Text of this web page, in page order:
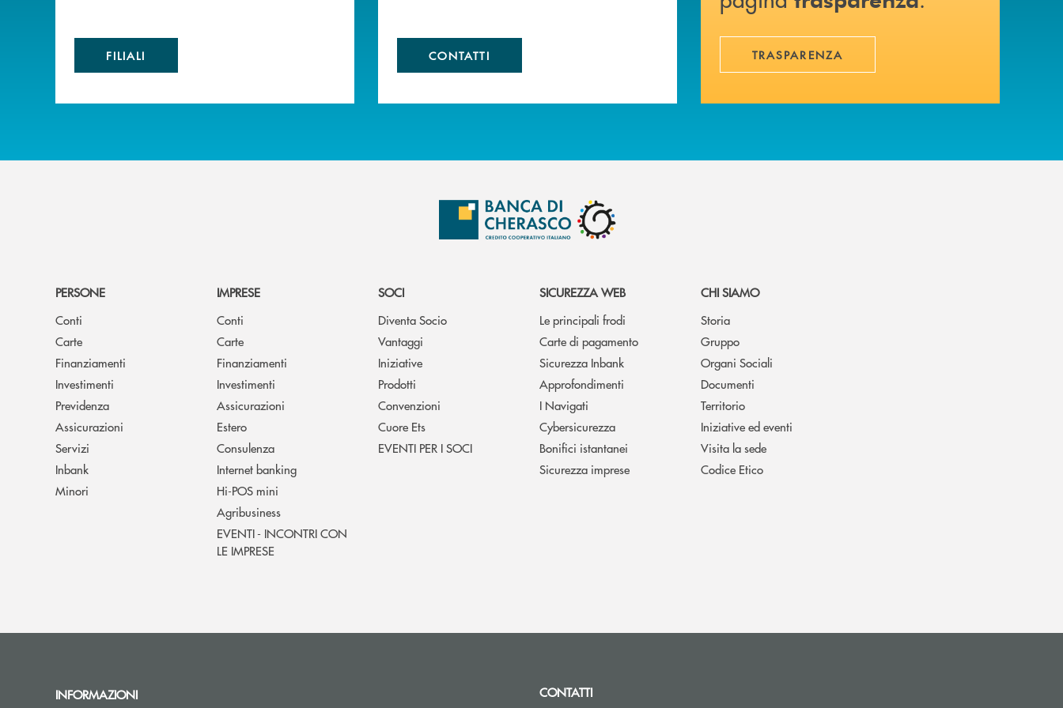
FILIALI CONTATTI TRASPARENZA
PERSONE
Conti
Carte
Finanziamenti
Investimenti
Previdenza
Assicurazioni
Servizi
Inbank
Minori
IMPRESE
Conti
Carte
Finanziamenti
Investimenti
Assicurazioni
Estero
Consulenza
Internet banking
Hi-POS mini
Agribusiness
EVENTI - INCONTRI CON
LE IMPRESE
SOCI
Diventa Socio
Vantaggi
Iniziative
Prodotti
Convenzioni
Cuore Ets
EVENTI PER I SOCI
SICUREZZA WEB
Le principali frodi
Carte di pagamento
Sicurezza Inbank
Approfondimenti
I Navigati
Cybersicurezza
Bonifici istantanei
Sicurezza imprese
CHI SIAMO
Storia
Gruppo
Organi Sociali
Documenti
Territorio
Iniziative ed eventi
Visita la sede
Codice Etico
INFORMAZIONI CONTATTI